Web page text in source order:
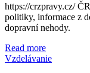
https://crzpravy.cz/
politiky, informace z
dopravní nehody.
Read more
Vzdelávanie